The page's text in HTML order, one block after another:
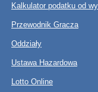
Kalkulator podatku od
Przewodnik Gracza
Oddziały
Ustawa Hazardowa
Lotto Online